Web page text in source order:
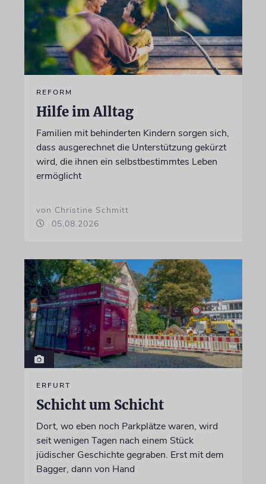
REFORM
Hilfe im Alltag
Familien mit behinderten Kindern sorgen sich,
dass ausgerechnet die Unterstützung gekürzt
wird, die ihnen ein selbstbestimmtes Leben
ermöglicht
von Christine Schmitt
05.08.2026
ERFURT
Schicht um Schicht
Dort, wo eben noch Parkplätze waren, wird
seit wenigen Tagen nach einem Stück
jüdischer Geschichte gegraben. Erst mit dem
Bagger, dann von Hand